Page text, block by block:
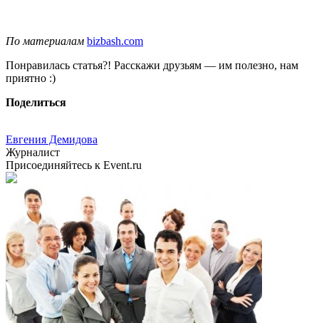
По материалам bizbash.com
Понравилась статья?! Расскажи друзьям — им полезно, нам
приятно :)
Поделиться
Евгения Демидова
Журналист
Присоединяйтесь к Event.ru